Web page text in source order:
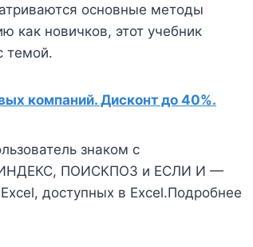
основные методы
как новичков, этот учебник
темой.
компаний. Дисконт до 40%.
знаком с
ИНДЕКС, ПОИСКПОЗ и ЕСЛИ И —
доступных в Excel.Подробнее